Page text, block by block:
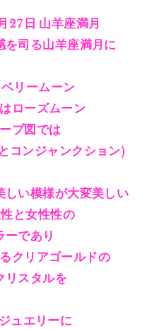
日 山羊座満月
を司る山羊座満月に
リームーン
ローズムーン
プ図では
コンジャンクション)
しい模様が大変美しい
と女性性の
ーであり
クリアゴールドの
リスタルを
ュエリーに